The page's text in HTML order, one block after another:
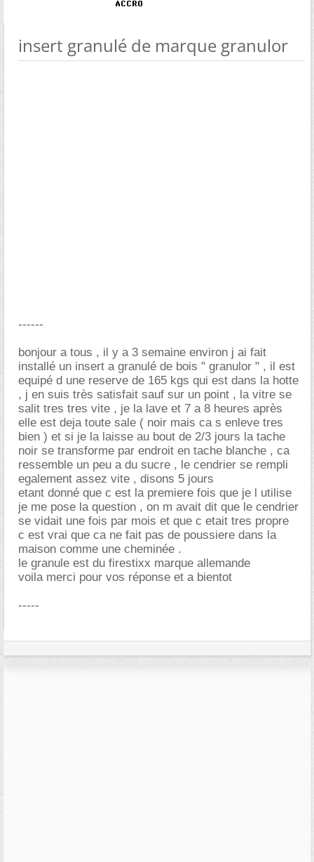
insert granulé de marque granulor
------
bonjour a tous , il y a 3 semaine environ j ai fait
installé un insert a granulé de bois " granulor " , il est
equipé d une reserve de 165 kgs qui est dans la hotte
, j en suis très satisfait sauf sur un point , la vitre se
salit tres tres vite , je la lave et 7 a 8 heures après
elle est deja toute sale ( noir mais ca s enleve tres
bien ) et si je la laisse au bout de 2/3 jours la tache
noir se transforme par endroit en tache blanche , ca
ressemble un peu a du sucre , le cendrier se rempli
egalement assez vite , disons 5 jours
etant donné que c est la premiere fois que je l utilise
je me pose la question , on m avait dit que le cendrier
se vidait une fois par mois et que c etait tres propre
c est vrai que ca ne fait pas de poussiere dans la
maison comme une cheminée .
le granule est du firestixx marque allemande
voila merci pour vos réponse et a bientot
-----